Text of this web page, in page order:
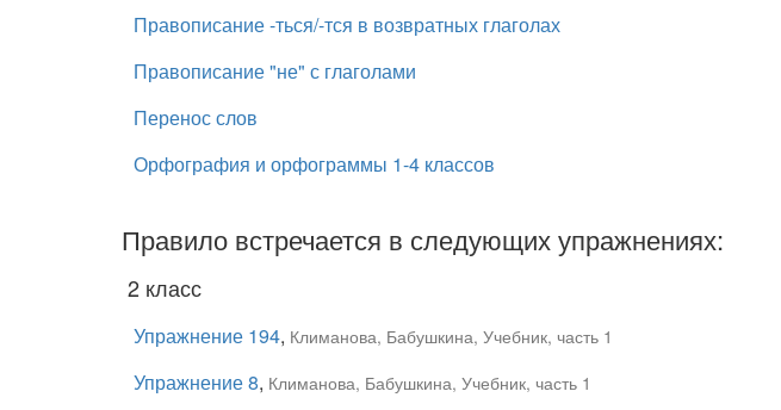
Правописание -ться/-тся в возвратных глаголах
Правописание "не" с глаголами
Перенос слов
Орфография и орфограммы 1-4 классов
Правило встречается в следующих упражнениях:
2 класс
Упражнение 194, Климанова, Бабушкина, Учебник, часть 1
Упражнение 8, Климанова, Бабушкина, Учебник, часть 1